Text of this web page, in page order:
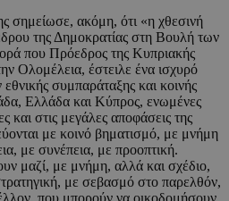
σημείωσε, ακόμη, ότι «η χθεσινή
της Δημοκρατίας στη Βουλή των
που Πρόεδρος της Κυπριακής
Ολομέλεια, έστειλε ένα ισχυρό
συμπαράταξης και κοινής
Ελλάδα και Κύπρος, ενωμένες
και στις μεγάλες αποφάσεις της
με κοινό βηματισμό, με μνήμη
με συνέπεια, με προοπτική.
μαζί, με μνήμη, αλλά και σχέδιο,
με σεβασμό στο παρελθόν,
που μπορούν να οικοδομήσουν